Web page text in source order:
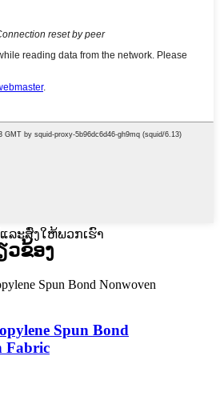
ລະສົ່ງໃຫ້ພວກເຮົາ
ຂ້ອງ
Spun Bond
Fabric